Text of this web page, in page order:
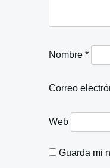
Nombre *
Correo
Web
Guarda mi